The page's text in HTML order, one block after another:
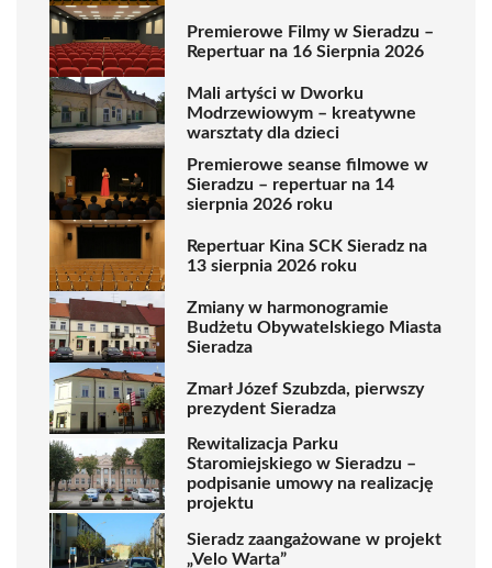
Premierowe Filmy w Sieradzu –
Repertuar na 16 Sierpnia 2026
Mali artyści w Dworku
Modrzewiowym – kreatywne
warsztaty dla dzieci
Premierowe seanse filmowe w
Sieradzu – repertuar na 14
sierpnia 2026 roku
Repertuar Kina SCK Sieradz na
13 sierpnia 2026 roku
Zmiany w harmonogramie
Budżetu Obywatelskiego Miasta
Sieradza
Zmarł Józef Szubzda, pierwszy
prezydent Sieradza
Rewitalizacja Parku
Staromiejskiego w Sieradzu –
podpisanie umowy na realizację
projektu
Sieradz zaangażowane w projekt
„Velo Warta”